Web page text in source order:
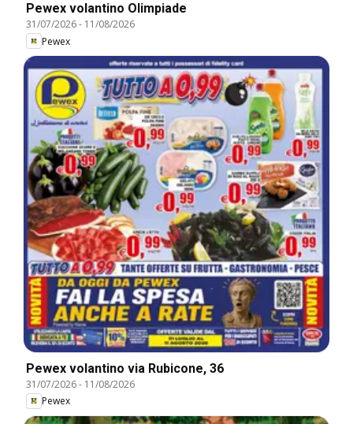
Pewex volantino Olimpiade
31/07/2026- 11/08/2026
Pewex
Pewex volantino via Rubicone, 36
31/07/2026- 11/08/2026
Pewex